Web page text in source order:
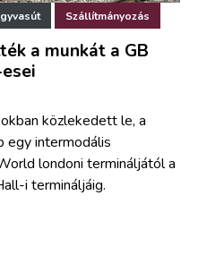
Szállítmányozás
a munkát a GB
közlekedett le, a
intermodális
londoni termináljától a
i termináljáig.